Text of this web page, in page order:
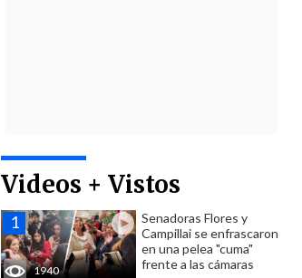
Videos + Vistos
1940
Senadoras Flores y
Campillai se enfrascaron
en una pelea "cuma"
frente a las cámaras